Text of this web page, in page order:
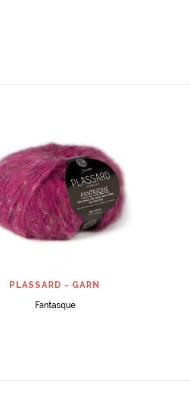
SNABBTITT
PLASSARD - GARN
Fantasque